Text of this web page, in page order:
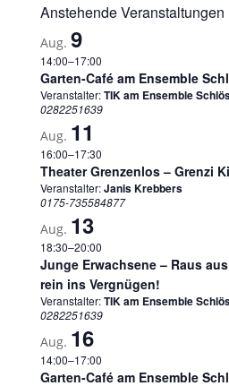
Anstehende Veranstaltungen
Aug. 9
14:00–17:00
Garten-Café am Ensemble
Veranstalter:TIK am Ensemble
0282251639
Aug. 11
16:00–17:30
Theater Grenzenlos – Grenzi
Veranstalter:Janis Krebbers
0175-735584877
Aug. 13
18:30–20:00
Junge Erwachsene – Raus
rein ins Vergnügen!
Veranstalter:TIK am Ensemble
0282251639
Aug. 16
14:00–17:00
Garten-Café am Ensemble